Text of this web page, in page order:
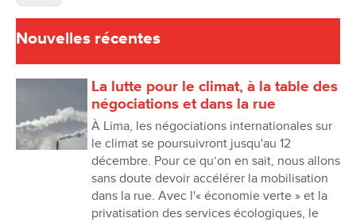
Nouvelles récentes
La lutte pour le climat, à la table des
négociations et dans la rue
À Lima, les négociations internationales sur
le climat se poursuivront jusqu'au 12
décembre. Pour ce qu’on en sait, nous allons
sans doute devoir accélérer la mobilisation
dans la rue. Avec l'« économie verte » et la
privatisation des services écologiques, le